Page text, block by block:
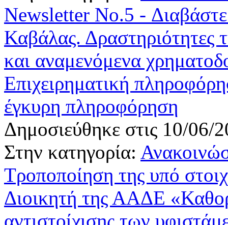
Newsletter No.5 -
Καβάλας. Δραστηριότητες
και αναμενόμενα
Επιχειρηματική
έγκυρη πληροφόρηση
Δημοσιεύθηκε στις 10/06/
Στην κατηγορία:
Τροποποίηση της υπό
Διοικητή της ΑΑΔΕ
αντιστοίχισης των